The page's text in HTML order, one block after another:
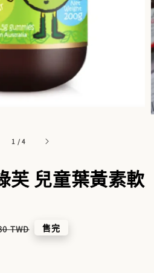
1 /4
芙 兒童葉黃素軟
TWD 售完